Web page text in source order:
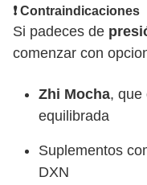
❗ Contraindicaciones
Si padeces de
comenzar con
Zhi Mocha, que
equilibrada
Suplementos
DXN